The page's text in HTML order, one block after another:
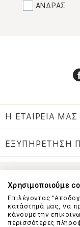
ΑΝΔΡΑΣ
Η ΕΤΑΙΡΕΙΑ ΜΑΣ
ΕΞΥΠΗΡΕΤΗΣΗ
(Χρεώση
Χρησιμοποιούμε
Επιλέγοντας
κατάστημά μας, να
κάνουμε την
περισσότερες